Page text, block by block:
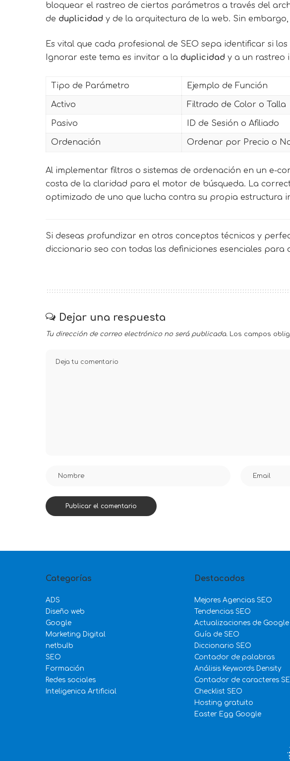
bloquear el rastreo de ciertos parámetros a través del
de duplicidad y de la arquitectura de la web. Sin
Es vital que cada profesional de SEO sepa identificar si los
Ignorar este tema es invitar a la duplicidad y a un rastreo
Tipo de Parámetro Ejemplo de Función
Activo Filtrado de Color o Talla
Pasivo ID de Sesión o Afiliado
Ordenación Ordenar por Precio o
Al implementar filtros o sistemas de ordenación en un e-
costa de la claridad para el motor de búsqueda. La
optimizado de uno que lucha contra su propia estructura
Si deseas profundizar en otros conceptos técnicos y
diccionario seo con todas las definiciones esenciales para
Dejar una respuesta
Tu dirección de correo electrónico no será publicada. Los campos
Categorías
ADS
Diseño web
Google
Marketing Digital
netbulb
SEO
Formación
Redes sociales
Inteligenica Artificial
Destacados
Mejores Agencias SEO
Tendencias SEO
Actualizaciones de Google
Guía de SEO
Diccionario SEO
Contador de palabras
Análisis Keywords Density
Contador de caracteres
Checklist SEO
Hosting gratuito
Easter Egg Google